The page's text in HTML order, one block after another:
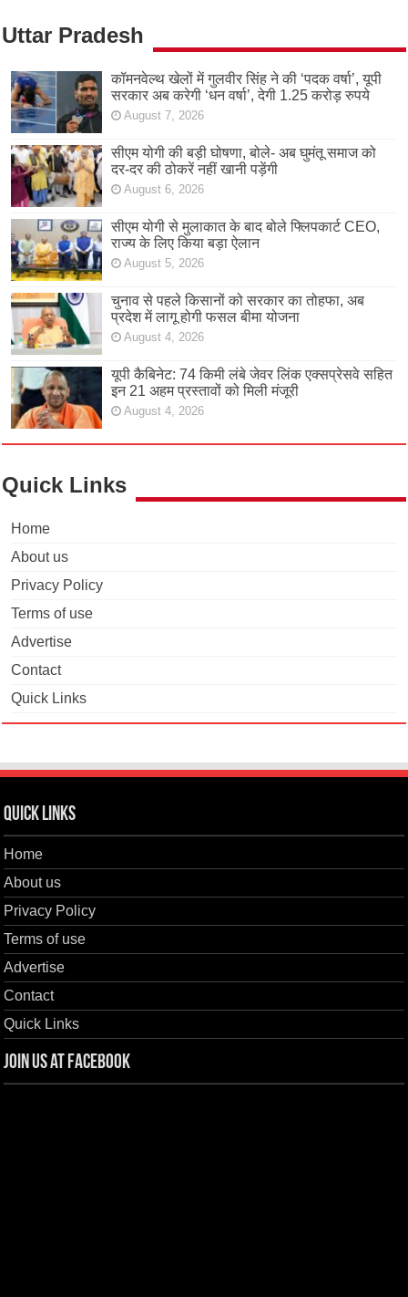
Uttar Pradesh
कॉमनवेल्थ खेलों में गुलवीर सिंह ने की ‘पदक वर्षा’, यूपी
सरकार अब करेगी ‘धन वर्षा’, देगी 1.25 करोड़ रुपये
August 7, 2026
सीएम योगी की बड़ी घोषणा, बोले- अब घुमंतू समाज को
दर-दर की ठोकरें नहीं खानी पड़ेंगी
August 6, 2026
सीएम योगी से मुलाकात के बाद बोले फ्लिपकार्ट CEO,
राज्य के लिए किया बड़ा ऐलान
August 5, 2026
चुनाव से पहले किसानों को सरकार का तोहफा, अब
प्रदेश में लागू होगी फसल बीमा योजना
August 4, 2026
यूपी कैबिनेट: 74 किमी लंबे जेवर लिंक एक्सप्रेसवे सहित
इन 21 अहम प्रस्तावों को मिली मंजूरी
August 4, 2026
Quick Links
Home
About us
Privacy Policy
Terms of use
Advertise
Contact
Quick Links
Quick Links
Home
About us
Privacy Policy
Terms of use
Advertise
Contact
Quick Links
Join us at Facebook